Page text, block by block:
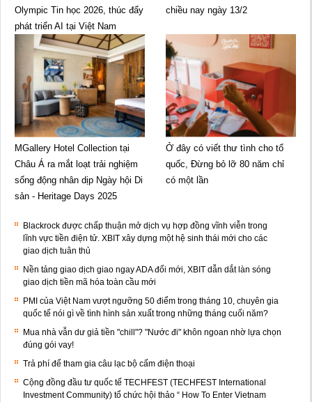
Olympic Tin học 2026, thúc đẩy
phát triển AI tại Việt Nam
chiều nay ngày 13/2
MGallery Hotel Collection tại
Châu Á ra mắt loạt trải nghiệm
sống động nhân dịp Ngày hội Di
sản - Heritage Days 2025
Ở đây có viết thư tình cho tổ
quốc, Đừng bỏ lỡ 80 năm chỉ
có một lần
Blackrock được chấp thuận mở dịch vụ hợp đồng vĩnh viễn trong
lĩnh vực tiền điện tử. XBIT xây dựng một hệ sinh thái mới cho các
giao dịch tuân thủ
Nền tảng giao dịch giao ngay ADA đổi mới, XBIT dẫn dắt làn sóng
giao dịch tiền mã hóa toàn cầu mới
PMI của Việt Nam vượt ngưỡng 50 điểm trong tháng 10, chuyên gia
quốc tế nói gì về tình hình sản xuất trong những tháng cuối năm?
Mua nhà vẫn dư giả tiền "chill"? "Nước đi" khôn ngoan nhờ lựa chọn
đúng gói vay!
Trả phí để tham gia câu lạc bộ cấm điện thoại
Cộng đồng đầu tư quốc tế TECHFEST (TECHFEST International
Investment Community) tổ chức hội thảo “ How To Enter Vietnam